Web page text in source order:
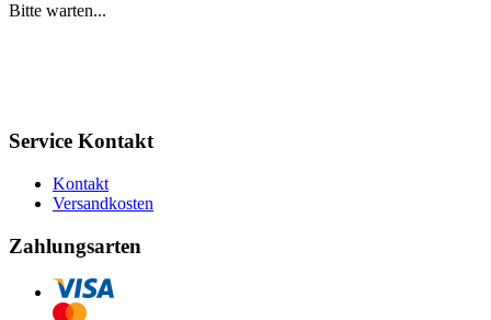
Bitte warten...
Service Kontakt
Kontakt
Versandkosten
Zahlungsarten